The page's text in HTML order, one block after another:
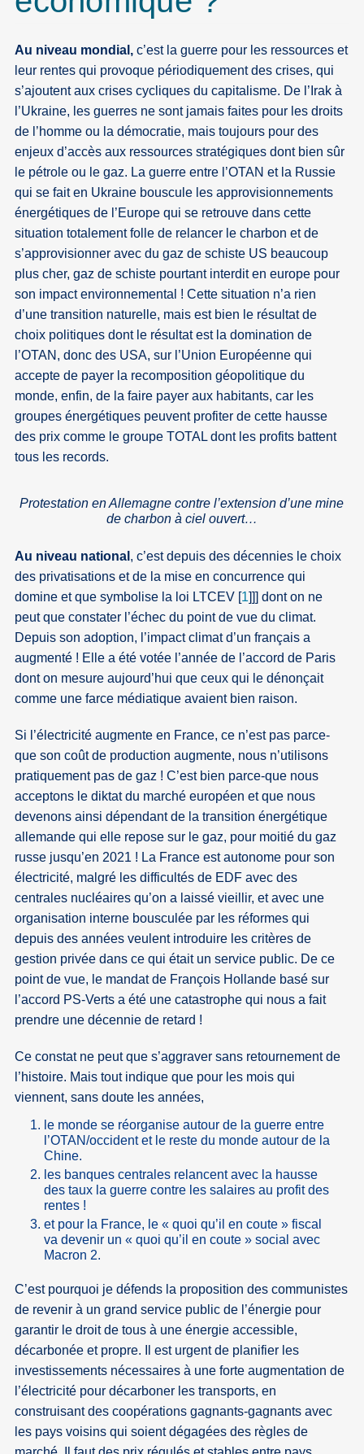
Au niveau mondial,c’est la guerre pour les ressources et
leur rentes qui provoque périodiquement des crises, qui
s’ajoutent aux crises cycliques du capitalisme. De l’Irak à
l’Ukraine, les guerres ne sont jamais faites pour les droits
de l’homme ou la démocratie, mais toujours pour des
enjeux d’accès aux ressources stratégiques dont bien sûr
le pétrole ou le gaz. La guerre entre l’OTAN et la Russie
qui se fait en Ukraine bouscule les approvisionnements
énergétiques de l’Europe qui se retrouve dans cette
situation totalement folle de relancer le charbon et de
s’approvisionner avec du gaz de schiste US beaucoup
plus cher, gaz de schiste pourtant interdit en europe pour
son impact environnemental ! Cette situation n’a rien
d’une transition naturelle, mais est bien le résultat de
choix politiques dont le résultat est la domination de
l’OTAN, donc des USA, sur l’Union Européenne qui
accepte de payer la recomposition géopolitique du
monde, enfin, de la faire payer aux habitants, car les
groupes énergétiques peuvent profiter de cette hausse
des prix comme le groupe TOTAL dont les profits battent
tous les records.
Protestation en Allemagne contre l’extension d’une mine
de charbon à ciel ouvert…
Au niveau national , c’est depuis des décennies le choix
des privatisations et de la mise en concurrence qui
domine et que symbolise la loi LTCEV [1]]] dont on ne
peut que constater l’échec du point de vue du climat.
Depuis son adoption, l’impact climat d’un français a
augmenté ! Elle a été votée l’année de l’accord de Paris
dont on mesure aujourd’hui que ceux qui le dénonçait
comme une farce médiatique avaient bien raison.
Si l’électricité augmente en France, ce n’est pas parce-
que son coût de production augmente, nous n’utilisons
pratiquement pas de gaz ! C’est bien parce-que nous
acceptons le diktat du marché européen et que nous
devenons ainsi dépendant de la transition énergétique
allemande qui elle repose sur le gaz, pour moitié du gaz
russe jusqu’en 2021 ! La France est autonome pour son
électricité, malgré les difficultés de EDF avec des
centrales nucléaires qu’on a laissé vieillir, et avec une
organisation interne bousculée par les réformes qui
depuis des années veulent introduire les critères de
gestion privée dans ce qui était un service public. De ce
point de vue, le mandat de François Hollande basé sur
l’accord PS-Verts a été une catastrophe qui nous a fait
prendre une décennie de retard !
Ce constat ne peut que s’aggraver sans retournement de
l’histoire. Mais tout indique que pour les mois qui
viennent, sans doute les années,
le monde se réorganise autour de la guerre entre
l’OTAN/occident et le reste du monde autour de la
Chine.
les banques centrales relancent avec la hausse
des taux la guerre contre les salaires au profit des
rentes !
et pour la France, le « quoi qu’il en coute » fiscal
va devenir un « quoi qu’il en coute » social avec
Macron 2.
C’est pourquoi je défends la proposition des communistes
de revenir à un grand service public de l’énergie pour
garantir le droit de tous à une énergie accessible,
décarbonée et propre. Il est urgent de planifier les
investissements nécessaires à une forte augmentation de
l’électricité pour décarboner les transports, en
construisant des coopérations gagnants-gagnants avec
les pays voisins qui soient dégagées des règles de